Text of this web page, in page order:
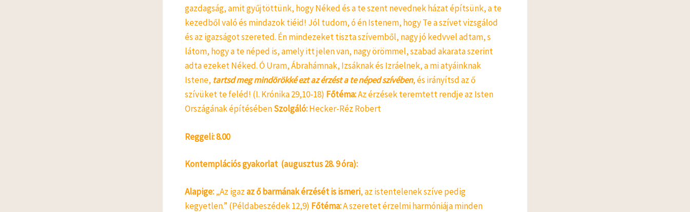
gazdagság, amit gyűjtöttünk, hogy Néked és a te szent nevednek házat építsünk, a te
kezedből való és mindazok tiéid! Jól tudom, ó én Istenem, hogy Te a szívet vizsgálod
és az igazságot szereted. Én mindezeket tiszta szívemből, nagy jó kedvvel adtam, s
látom, hogy a te néped is, amely itt jelen van, nagy örömmel, szabad akarata szerint
adta ezeket Néked. Ó Uram, Ábrahámnak, Izsáknak és Izráelnek, a mi atyáinknak
Istene, tartsd meg mindörökké ezt az érzést a te néped szívében, és irányítsd az ő
szívüket te feléd! (I. Krónika 29,10-18) Főtéma:Az érzések teremtett rendje az Isten
Országának építésébenSzolgáló:Hecker-Réz Robert
Reggeli: 8.00
Kontemplációs gyakorlat (augusztus 28. 9 óra):
Alapige:„Az igazaz ő barmának érzését is ismeri, az istentelenek szíve pedig
kegyetlen.” (Példabeszédek 12,9) Főtéma:A szeretet érzelmi harmóniája minden